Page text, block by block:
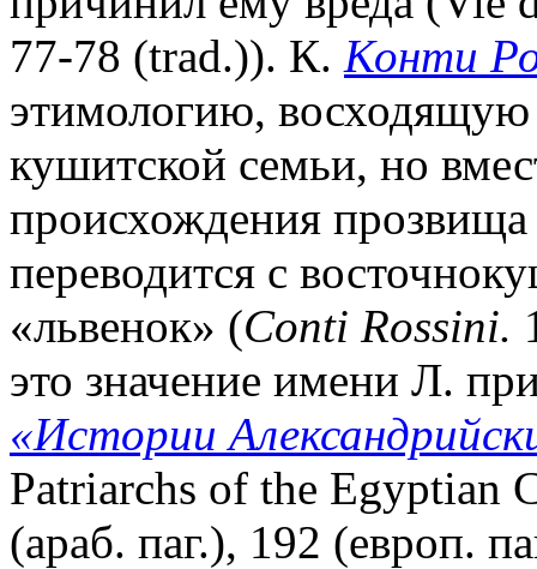
77-78 (trad.)). К. Конти
этимологию, восходящую
кушитской семьи, но
происхождения
переводится с
«львенок» (Conti Rossini.
это значение имени Л.
«Истории
Patriarchs of the Egyptian
(араб. паг.), 192 (европ.